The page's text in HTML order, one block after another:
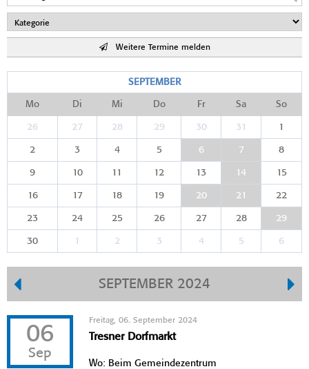
Weitere Termine melden
SEPTEMBER
Mo Di Mi Do Fr Sa So
26 27 28 29 30 31 1
2 3 4 5 6 7 8
9 10 11 12 13 14 15
16 17 18 19 20 21 22
23 24 25 26 27 28 29
30 1 2 3 4 5 6
SEPTEMBER 2024
06
Sep
Freitag, 06. September 2024
Tresner Dorfmarkt
Wo: Beim Gemeindezentrum